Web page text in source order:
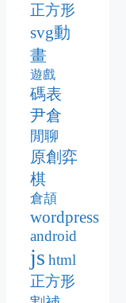
正方形
svg動
畫
遊戲
碼表
尹倉
閒聊
原創弈
棋
倉頡
wordpress
android
js html
正方形